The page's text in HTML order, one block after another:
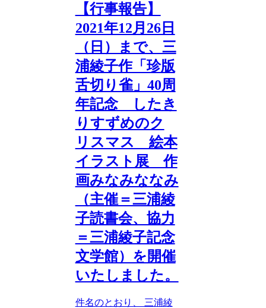
【行事報告】
2021年12月26日
（日）まで、三
浦綾子作「珍版
舌切り雀」40周
年記念 したき
りすずめのク
リスマス 絵本
イラスト展 作
画みなみななみ
（主催＝三浦綾
子読書会、協力
＝三浦綾子記念
文学館）を開催
いたしました。
件名のとおり、 三浦綾